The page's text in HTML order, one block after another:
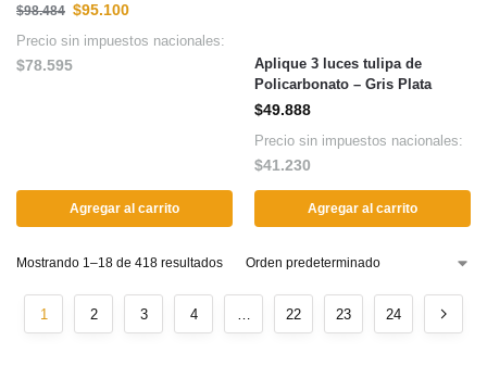
$98.484 $95.100
Precio sin impuestos nacionales:
$78.595
Agregar al carrito
Aplique 3 luces tulipa de
Policarbonato – Gris Plata
$49.888
Precio sin impuestos nacionales:
$41.230
Agregar al carrito
Mostrando 1–18 de 418 resultados
1 2 3 4 … 22 23 24